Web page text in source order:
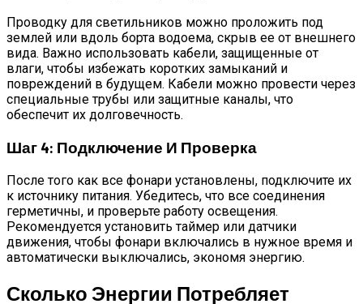
Проводку для светильников можно проложить под
землей или вдоль борта водоема, скрыв ее от внешнего
вида. Важно использовать кабели, защищенные от
влаги, чтобы избежать коротких замыканий и
повреждений в будущем. Кабели можно провести через
специальные трубы или защитные каналы, что
обеспечит их долговечность.
Шаг 4: Подключение И Проверка
После того как все фонари установлены, подключите их
к источнику питания. Убедитесь, что все соединения
герметичны, и проверьте работу освещения.
Рекомендуется установить таймер или датчики
движения, чтобы фонари включались в нужное время и
автоматически выключались, экономя энергию.
Сколько Энергии Потребляет